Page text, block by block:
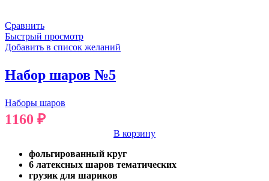
Сравнить
Быстрый просмотр
Добавить в список желаний
Набор шаров №5
Наборы шаров
1160 ₽
В корзину
фольгированный круг
6 латексных шаров тематических
грузик для шариков